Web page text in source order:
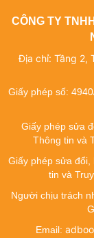
CÔNG TY
Địa chỉ: Tầng 2,
Giấy phép số:
Giấy phép sửa
Thông tin và
Giấy phép sửa
tin và
Người chịu trách
Email: